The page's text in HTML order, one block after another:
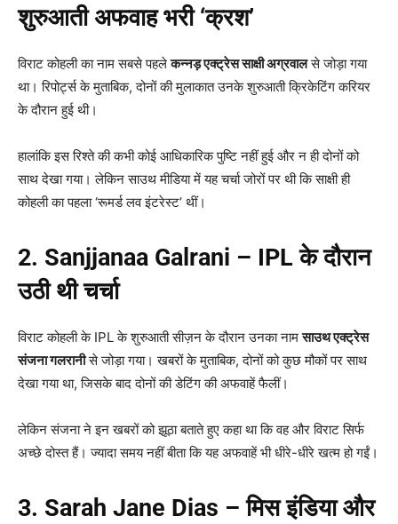
शुरुआती अफवाह भरी ‘क्रश’
विराट कोहली का नाम सबसे पहलेकन्नड़ एक्ट्रेस साक्षी अग्रवालसे जोड़ा गया
था। रिपोर्ट्स के मुताबिक, दोनों की मुलाकात उनके शुरुआती क्रिकेटिंग करियर
के दौरान हुई थी।
हालांकि इस रिश्ते की कभी कोई आधिकारिक पुष्टि नहीं हुई और न ही दोनों को
साथ देखा गया। लेकिन साउथ मीडिया में यह चर्चा जोरों पर थी कि साक्षी ही
कोहली का पहला ‘रूमर्ड लव इंटरेस्ट’ थीं।
2. Sanjjanaa Galrani – IPLके दौरान
उठी थी चर्चा
विराट कोहली के IPL के शुरुआती सीज़न के दौरान उनका नामसाउथ एक्ट्रेस
संजना गलरानीसे जोड़ा गया। खबरों के मुताबिक, दोनों को कुछ मौकों पर साथ
देखा गया था, जिसके बाद दोनों की डेटिंग की अफवाहें फैलीं।
लेकिन संजना ने इन खबरों को झूठा बताते हुए कहा था कि वह और विराट सिर्फ
अच्छे दोस्त हैं। ज्यादा समय नहीं बीता कि यह अफवाहें भी धीरे-धीरे खत्म हो गईं।
3. Sarah Jane Dias –मिस इंडिया और